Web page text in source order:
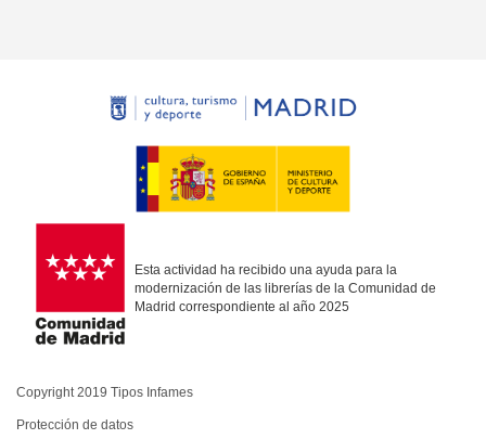
Esta actividad ha recibido una ayuda para la
modernización de las librerías de la Comunidad de
Madrid correspondiente al año 2025
Copyright 2019 Tipos Infames
Protección de datos